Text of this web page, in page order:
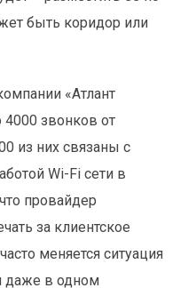
быть коридор или
«Атлант
4000 звонков от
из них связаны с
Wi-Fi сети в
провайдер
за клиентское
меняется ситуация
даже в одном